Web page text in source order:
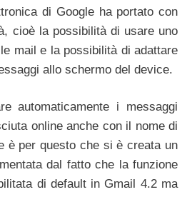
di Google ha portato con
cioè la possibilità di usare uno
mail e la possibilità di adattare
allo schermo del device.
automaticamente i messaggi
online anche con il nome di
è per questo che si è creata un
dal fatto che la funzione
di default in Gmail 4.2 ma